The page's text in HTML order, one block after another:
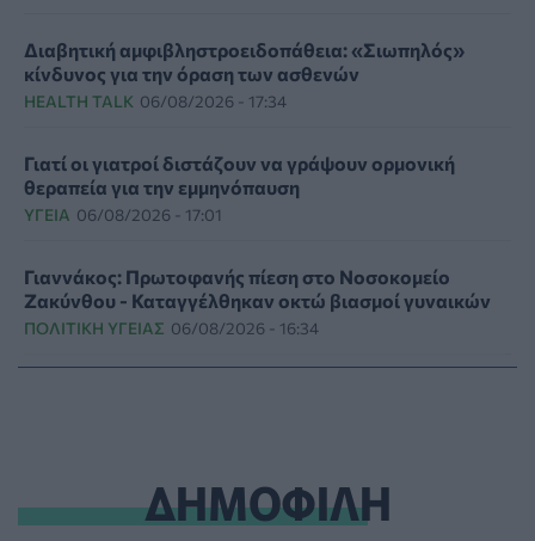
Διαβητική αμφιβληστροειδοπάθεια: «Σιωπηλός»
κίνδυνος για την όραση των ασθενών
HEALTH TALK 06/08/2026 - 17:34
Γιατί οι γιατροί διστάζουν να γράψουν ορμονική
θεραπεία για την εμμηνόπαυση
ΥΓΕΊΑ 06/08/2026 - 17:01
Γιαννάκος: Πρωτοφανής πίεση στο Νοσοκομείο
Ζακύνθου - Καταγγέλθηκαν οκτώ βιασμοί γυναικών
ΠΟΛΙΤΙΚΉ ΥΓΕΊΑΣ 06/08/2026 - 16:34
Τα τρία SOS στη μέση ηλικία που εξασφαλίζουν 13
επιπλέον χρόνια χωρίς άνοια
ΔΗΜΟΦΙΛΗ